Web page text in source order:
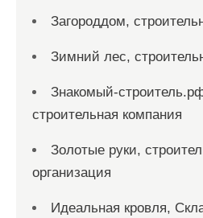
Загороддом,
Зимний лес,
Знакомый-
строительная компания
Золотые руки,
организация
Идеальная кровля,